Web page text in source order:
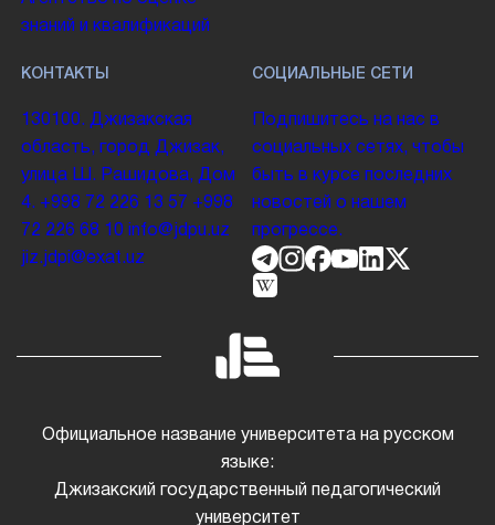
знаний и квалификаций
КОНТАКТЫ
130100. Джизакская
область, город Джизак,
улица Ш. Рашидова, Дом
4. +998 72 226 13 57 +998
72 226 68 10
info@jdpu.uz
jiz.jdpi@exat.uz
СОЦИАЛЬНЫЕ СЕТИ
Подпишитесь на нас в
социальных сетях, чтобы
быть в курсе последних
новостей о нашем
прогрессе.
Официальное название университета на русском
языке:
Джизакский государственный педагогический
университет